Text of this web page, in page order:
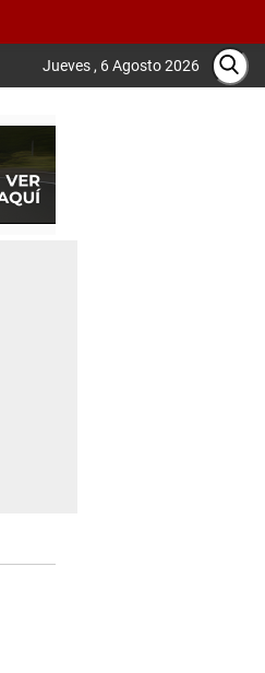
Jueves , 6 Agosto 2026